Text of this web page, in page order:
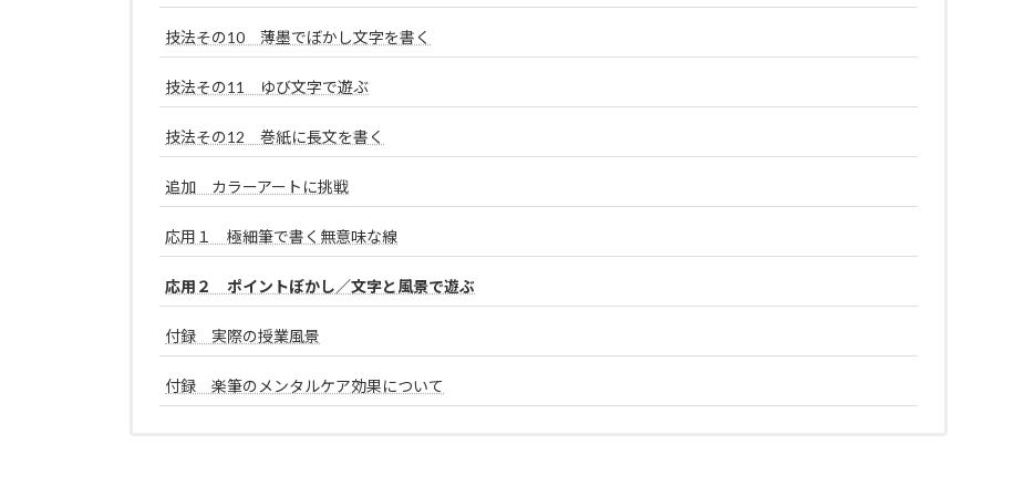
技法その10 薄墨でぼかし文字を書く
技法その11 ゆび文字で遊ぶ
技法その12 巻紙に長文を書く
追加 カラーアートに挑戦
応用１ 極細筆で書く無意味な線
応用２ ポイントぼかし／文字と風景で遊ぶ
付録 実際の授業風景
付録 楽筆のメンタルケア効果について